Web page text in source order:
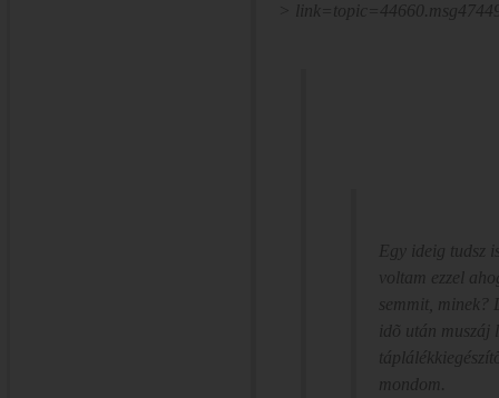
>
Egy ideig tudsz
voltam ezzel
semmit, minek?
idõ után muszáj
mondom.